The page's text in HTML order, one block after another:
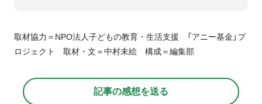
取材協力＝NPO法人子どもの教育・生活支援 「アニー基金」プ
ロジェクト 取材・文＝中村未絵 構成＝編集部
記事の感想を送る